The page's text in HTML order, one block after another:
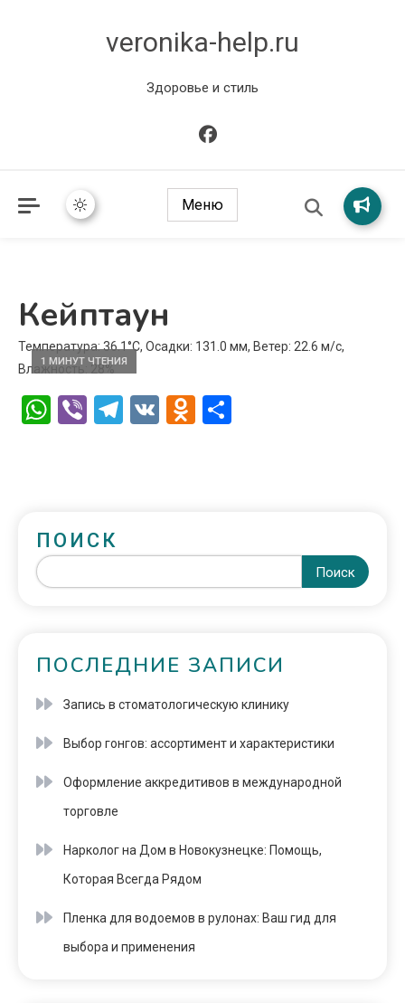
veronika-help.ru
Здоровье и стиль
Меню
Кейптаун
1 МИНУТ ЧТЕНИЯ
Температура: 36.1°C, Осадки: 131.0 мм, Ветер: 22.6 м/с,
Влажность: 28%
WhatsApp
ViberTelegram
VK Odnoklassniki
ПОИСК
Поиск
ПОСЛЕДНИЕ ЗАПИСИ
Запись в стоматологическую клинику
Выбор гонгов: ассортимент и характеристики
Оформление аккредитивов в международной
торговле
Нарколог на Дом в Новокузнецке: Помощь,
Которая Всегда Рядом
Пленка для водоемов в рулонах: Ваш гид для
выбора и применения